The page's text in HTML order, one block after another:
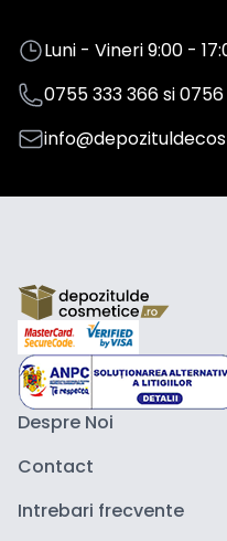
Luni - Vineri 9:00 -
0755 333 366si0756
Despre Noi
Contact
Intrebari frecvente